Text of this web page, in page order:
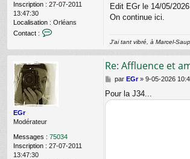
Inscription : 27-07-2011
13:47:30
Localisation : Orléans
Contact :
n
Edit EGr le 14/05/
On continue ici.
J'ai tant vibré, à Marcel-
EGr
Modérateur
Messages : 75034
Inscription : 27-07-2011
13:47:30
Re: Affluence et
M
s
par EGr» 9-05-2026
Pour la J34...